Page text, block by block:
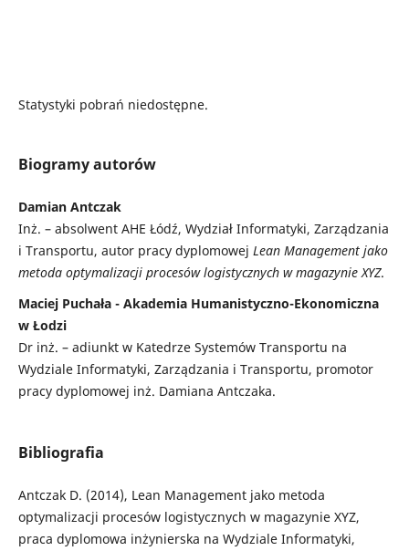
Statystyki pobrań niedostępne.
Biogramy autorów
Damian Antczak
Inż. – absolwent AHE Łódź, Wydział Informatyki, Zarządzania
i Transportu, autor pracy dyplomowej Lean Management jako
metoda optymalizacji procesów logistycznych w magazynie XYZ.
Maciej Puchała - Akademia Humanistyczno-Ekonomiczna
w Łodzi
Dr inż. – adiunkt w Katedrze Systemów Transportu na
Wydziale Informatyki, Zarządzania i Transportu, promotor
pracy dyplomowej inż. Damiana Antczaka.
Bibliografia
Antczak D. (2014), Lean Management jako metoda
optymalizacji procesów logistycznych w magazynie XYZ,
praca dyplomowa inżynierska na Wydziale Informatyki,